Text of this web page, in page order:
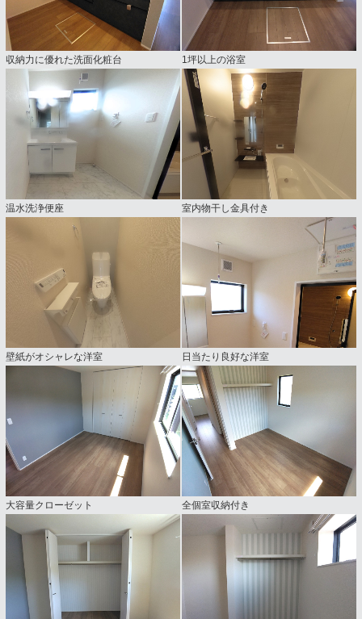
収納力に優れた洗面化粧台 1坪以上の浴室
温水洗浄便座 室内物干し金具付き
壁紙がオシャレな洋室 日当たり良好な洋室
大容量クローゼット 全個室収納付き